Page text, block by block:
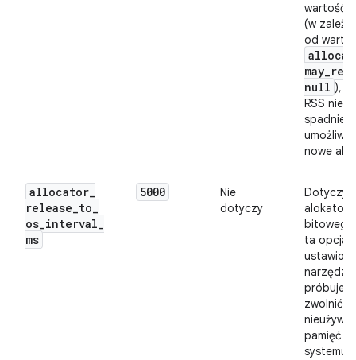
wartość
(w
od
may_
null ),
RSS nie
spadnie,
umożliwić
nowe
allocator_
release_to_
os_interval_
ms
5000
Nie
dotyczy
Dotyczy
ta opcja
narzędzie
próbuje
zwolnić
pamięć
systemu